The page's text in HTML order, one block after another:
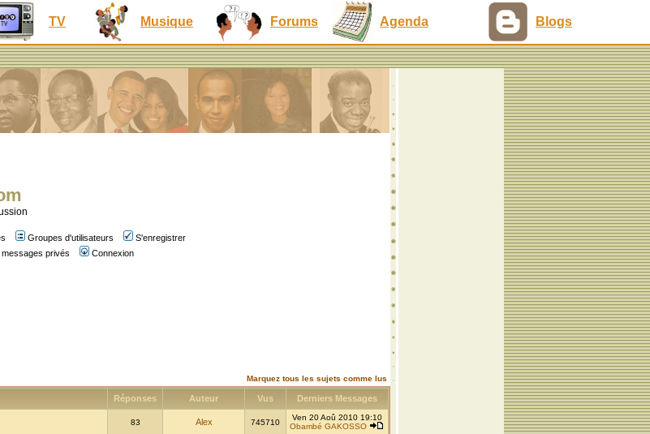
TV Musique Forums Agenda Blogs
Groupes d'utilisateurs
S'enregistrer
privés Connexion
Marquez tous les sujets comme lus
Réponses Auteur Vus
Derniers Messages
83 Alex 745710
Ven 20 Aoû 2010 19:10
Obambé GAKOSSO